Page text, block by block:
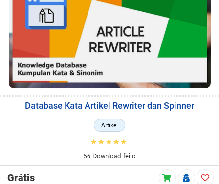
Database Kata Artikel Rewriter dan Spinner
Artikel
56 Download feito
Grátis